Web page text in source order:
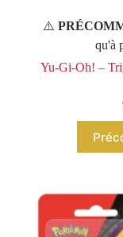
⚠️
qu'à
Yu-Gi-Oh! –